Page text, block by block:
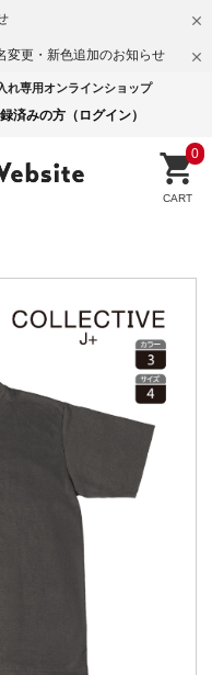
変更・新色追加のお知らせ
れ専用オンラインショップ
済みの方（ログイン）
0